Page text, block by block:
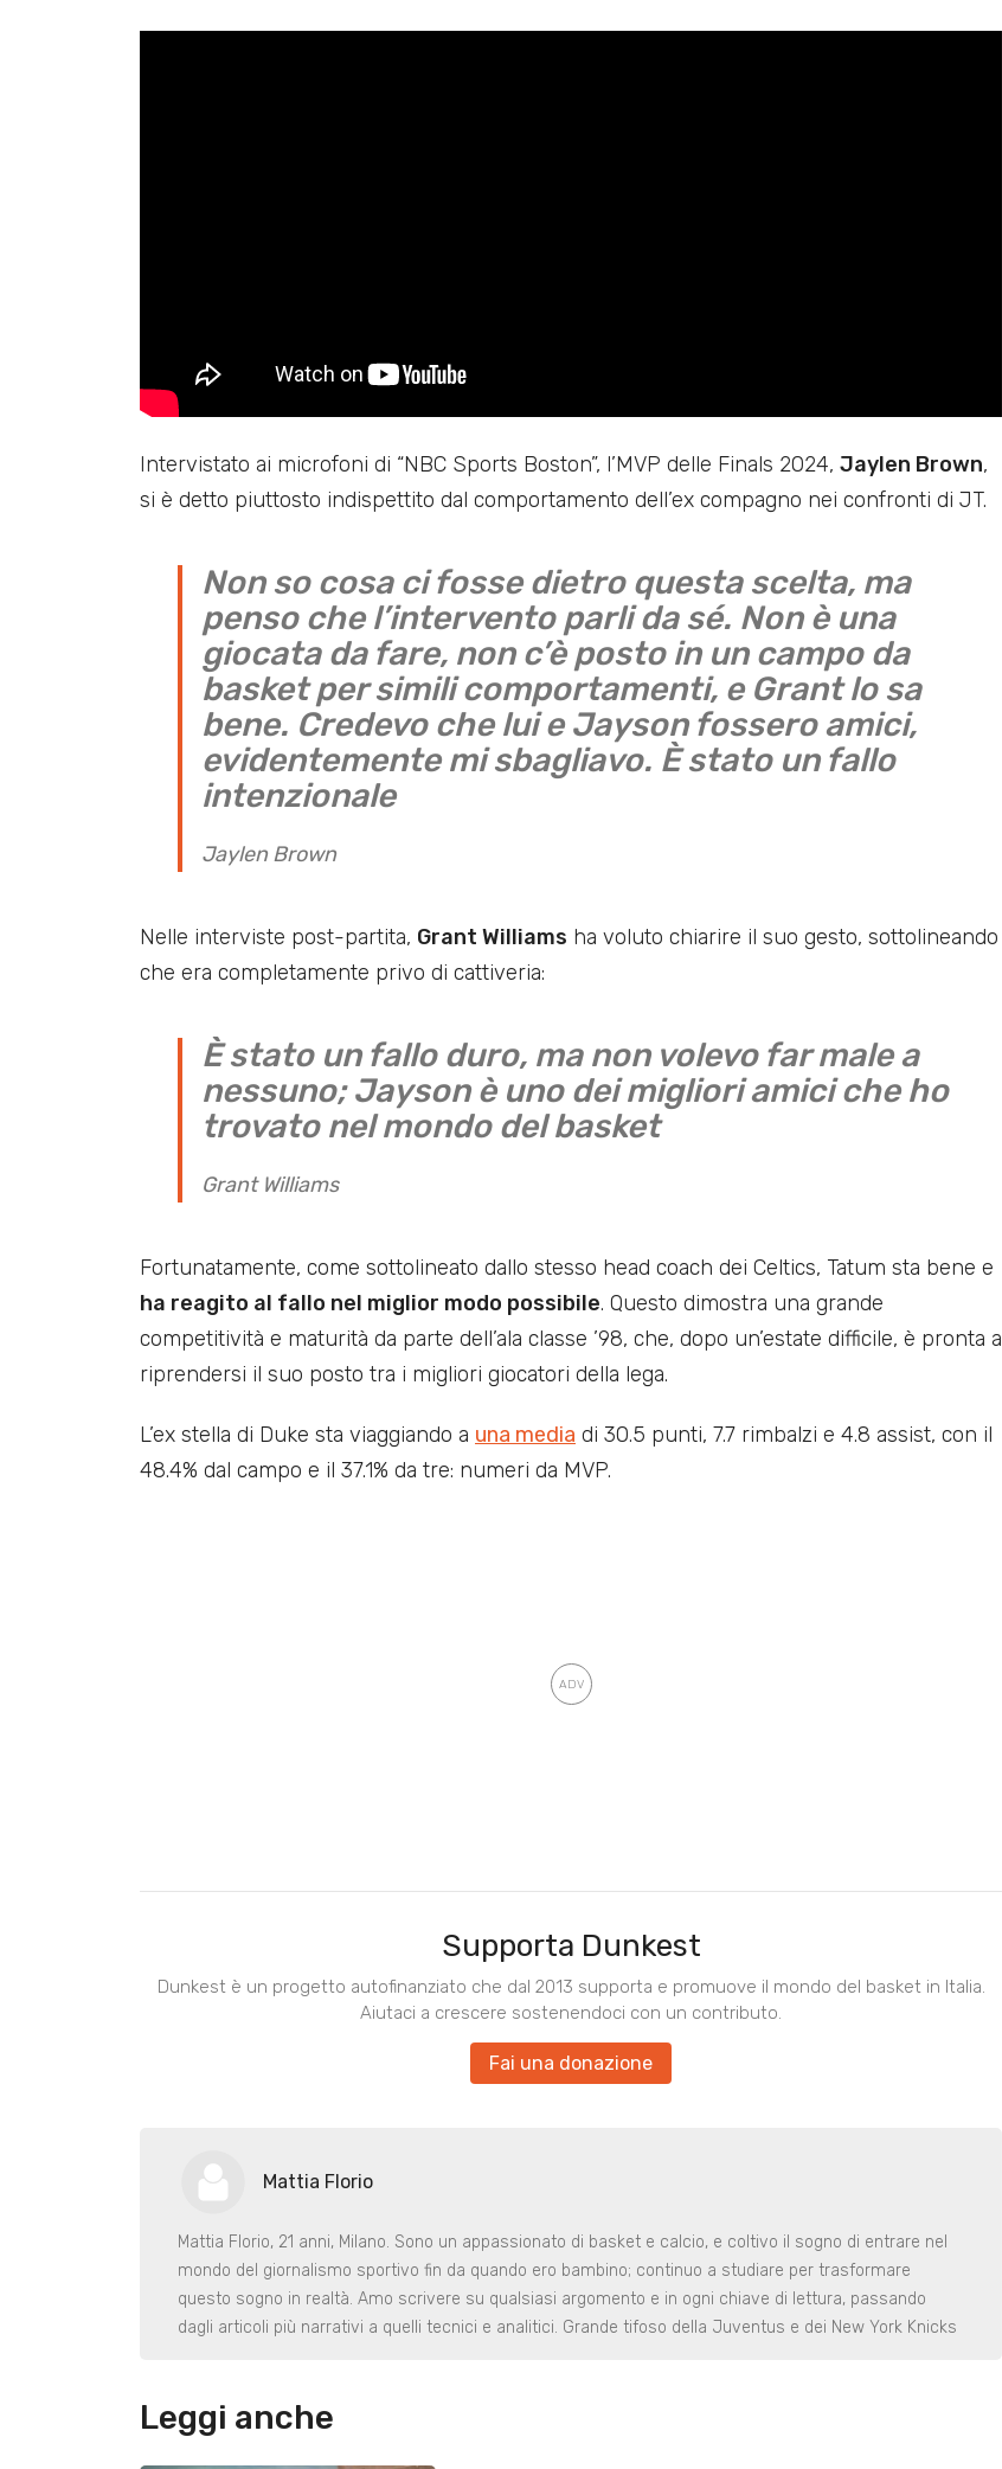
Intervistato ai microfoni di “NBC Sports Boston”, l’MVP delle Finals 2024, Jaylen Brown,
si è detto piuttosto indispettito dal comportamento dell’ex compagno nei confronti di JT.
Non so cosa ci fosse dietro questa scelta, ma
penso che l’intervento parli da sé. Non è una
giocata da fare, non c’è posto in un campo da
basket per simili comportamenti, e Grant lo sa
bene. Credevo che lui e Jayson fossero amici,
evidentemente mi sbagliavo. È stato un fallo
intenzionale
Jaylen Brown
Nelle interviste post-partita, Grant Williams ha voluto chiarire il suo gesto, sottolineando
che era completamente privo di cattiveria:
È stato un fallo duro, ma non volevo far male a
nessuno; Jayson è uno dei migliori amici che ho
trovato nel mondo del basket
Grant Williams
Fortunatamente, come sottolineato dallo stesso head coach dei Celtics, Tatum sta bene e
ha reagito al fallo nel miglior modo possibile. Questo dimostra una grande
competitività e maturità da parte dell’ala classe ’98, che, dopo un’estate difficile, è pronta a
riprendersi il suo posto tra i migliori giocatori della lega.
L’ex stella di Duke sta viaggiando a una media di 30.5 punti, 7.7 rimbalzi e 4.8 assist, con il
48.4% dal campo e il 37.1% da tre: numeri da MVP.
Supporta Dunkest
Dunkest è un progetto autofinanziato che dal 2013 supporta e promuove il mondo del basket in Italia.
Aiutaci a crescere sostenendoci con un contributo.
Fai una donazione
Mattia Florio
Mattia Florio, 21 anni, Milano. Sono un appassionato di basket e calcio, e coltivo il sogno di entrare nel
mondo del giornalismo sportivo fin da quando ero bambino; continuo a studiare per trasformare
questo sogno in realtà. Amo scrivere su qualsiasi argomento e in ogni chiave di lettura, passando
dagli articoli più narrativi a quelli tecnici e analitici. Grande tifoso della Juventus e dei New York Knicks
Leggi anche